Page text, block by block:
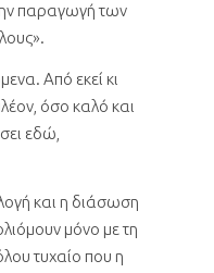
παραγωγή των
Από εκεί κι
όσο καλό και
εδώ,
και η διάσωση
μόνο με τη
τυχαίο που η